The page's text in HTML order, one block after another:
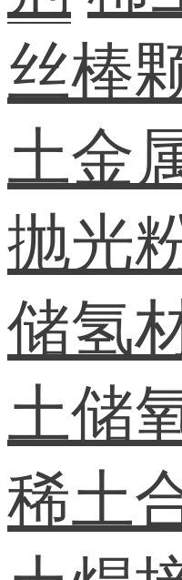
丝棒
土金
抛光
储氢
土储
稀土